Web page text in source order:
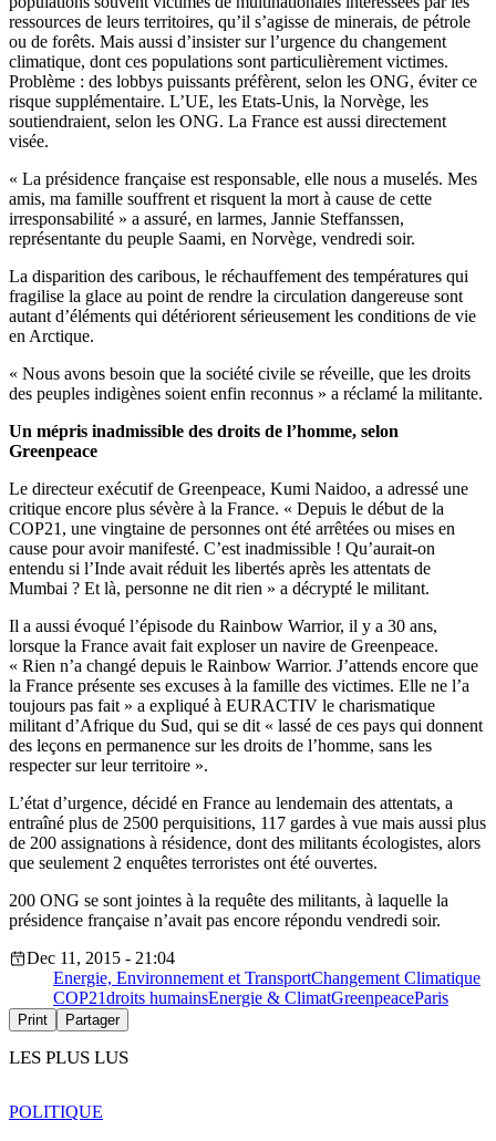
ressources de leurs territoires, qu’il s’agisse de minerais, de pétrole
ou de forêts. Mais aussi d’insister sur l’urgence du changement
climatique, dont ces populations sont particulièrement victimes.
Problème : des lobbys puissants préfèrent, selon les ONG, éviter ce
risque supplémentaire. L’UE, les Etats-Unis, la Norvège, les
soutiendraient, selon les ONG. La France est aussi directement
visée.
« La présidence française est responsable, elle nous a muselés. Mes
amis, ma famille souffrent et risquent la mort à cause de cette
irresponsabilité » a assuré, en larmes, Jannie Steffanssen,
représentante du peuple Saami, en Norvège, vendredi soir.
La disparition des caribous, le réchauffement des températures qui
fragilise la glace au point de rendre la circulation dangereuse sont
autant d’éléments qui détériorent sérieusement les conditions de vie
en Arctique.
« Nous avons besoin que la société civile se réveille, que les droits
des peuples indigènes soient enfin reconnus » a réclamé la militante.
Un mépris inadmissible des droits de l’homme, selon
Greenpeace
Le directeur exécutif de Greenpeace, Kumi Naidoo, a adressé une
critique encore plus sévère à la France. « Depuis le début de la
COP21, une vingtaine de personnes ont été arrêtées ou mises en
cause pour avoir manifesté. C’est inadmissible ! Qu’aurait-on
entendu si l’Inde avait réduit les libertés après les attentats de
Mumbai ? Et là, personne ne dit rien » a décrypté le militant.
Il a aussi évoqué l’épisode du Rainbow Warrior, il y a 30 ans,
lorsque la France avait fait exploser un navire de Greenpeace.
« Rien n’a changé depuis le Rainbow Warrior. J’attends encore que
la France présente ses excuses à la famille des victimes. Elle ne l’a
toujours pas fait » a expliqué à EURACTIV le charismatique
militant d’Afrique du Sud, qui se dit « lassé de ces pays qui donnent
des leçons en permanence sur les droits de l’homme, sans les
respecter sur leur territoire ».
L’état d’urgence, décidé en France au lendemain des attentats, a
entraîné plus de 2500 perquisitions, 117 gardes à vue mais aussi plus
de 200 assignations à résidence, dont des militants écologistes, alors
que seulement 2 enquêtes terroristes ont été ouvertes.
200 ONG se sont jointes à la requête des militants, à laquelle la
présidence française n’avait pas encore répondu vendredi soir.
Dec 11, 2015 - 21:04
Energie, Environnement et TransportChangement Climatique
COP21droits humainsEnergie & ClimatGreenpeaceParis
Print Partager
LES PLUS LUS
POLITIQUE